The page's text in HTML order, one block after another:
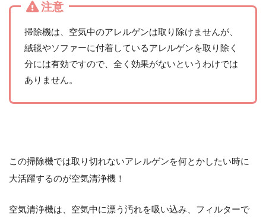
注意
掃除機は、空気中のアレルゲンは取り除けませんが、
絨毯やソファーに付着しているアレルゲンを取り除く
分には有効ですので、全く効果がないというわけでは
ありません。
この掃除機では取り切れないアレルゲンを何とかしたい時に
大活躍するのが空気清浄機！
空気清浄機は、空気中に漂う汚れを吸い込み、フィルターで